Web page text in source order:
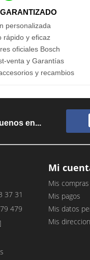
personalizada
rápido y eficaz
oficiales Bosch
venta y Garantías
y recambios
en...
37 31
479
Mi
Mis compras
Mis pagos
Mis datos
Mis